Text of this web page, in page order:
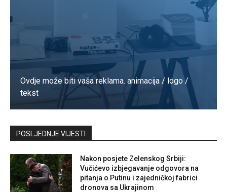
Ovdje može biti vaša reklama. animacija / logo /
tekst
Kontaktirajte nas
POSLJEDNJE VIJESTI
Nakon posjete Zelenskog Srbiji:
Vučićevo izbjegavanje odgovora na
pitanja o Putinu i zajedničkoj fabrici
dronova sa Ukrajinom